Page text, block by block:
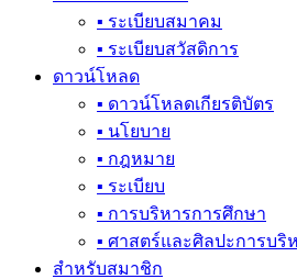
▪ ระเบียบสมาคม
▪ ระเบียบสวัสดิการ
ดาวน์โหลด
▪ ดาวน์โหลดเกียรติบัตร
▪ นโยบาย
▪ กฎหมาย
▪ ระเบียบ
▪ การบริหารการศึกษา
▪ ศาสตร์และศิลปะการบริ
สำหรับสมาชิก